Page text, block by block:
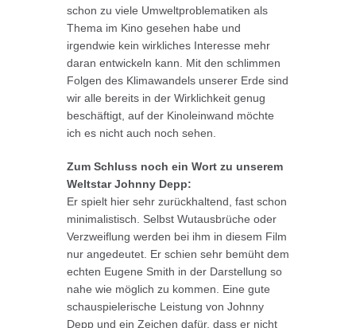
schon zu viele Umweltproblematiken als
Thema im Kino gesehen habe und
irgendwie kein wirkliches Interesse mehr
daran entwickeln kann. Mit den schlimmen
Folgen des Klimawandels unserer Erde sind
wir alle bereits in der Wirklichkeit genug
beschäftigt, auf der Kinoleinwand möchte
ich es nicht auch noch sehen.
Zum Schluss noch ein Wort zu unserem
Weltstar Johnny Depp:
Er spielt hier sehr zurückhaltend, fast schon
minimalistisch. Selbst Wutausbrüche oder
Verzweiflung werden bei ihm in diesem Film
nur angedeutet. Er schien sehr bemüht dem
echten Eugene Smith in der Darstellung so
nahe wie möglich zu kommen. Eine gute
schauspielerische Leistung von Johnny
Depp und ein Zeichen dafür, dass er nicht